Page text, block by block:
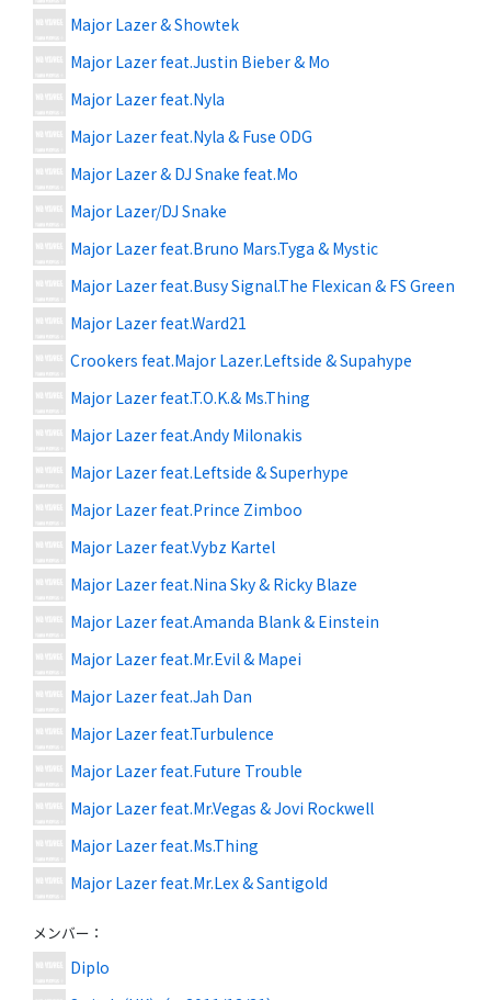
Major Lazer & Showtek
Major Lazer feat.Justin Bieber & Mo
Major Lazer feat.Nyla
Major Lazer feat.Nyla & Fuse ODG
Major Lazer & DJ Snake feat.Mo
Major Lazer/DJ Snake
Major Lazer feat.Bruno Mars.Tyga & Mystic
Major Lazer feat.Busy Signal.The Flexican & FS Green
Major Lazer feat.Ward21
Crookers feat.Major Lazer.Leftside & Supahype
Major Lazer feat.T.O.K.& Ms.Thing
Major Lazer feat.Andy Milonakis
Major Lazer feat.Leftside & Superhype
Major Lazer feat.Prince Zimboo
Major Lazer feat.Vybz Kartel
Major Lazer feat.Nina Sky & Ricky Blaze
Major Lazer feat.Amanda Blank & Einstein
Major Lazer feat.Mr.Evil & Mapei
Major Lazer feat.Jah Dan
Major Lazer feat.Turbulence
Major Lazer feat.Future Trouble
Major Lazer feat.Mr.Vegas & Jovi Rockwell
Major Lazer feat.Ms.Thing
Major Lazer feat.Mr.Lex & Santigold
メンバー ：
Diplo